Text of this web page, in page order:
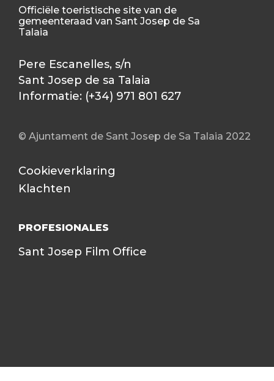
Officiële toeristische site van de
gemeenteraad van Sant Josep de Sa
Talaia
Pere Escanelles, s/n
Sant Josep de sa Talaia
Informatie: (+34) 971 801 627
© Ajuntament de Sant Josep de Sa Talaia 2022
Cookieverklaring
Klachten
PROFESIONALES
Sant Josep Film Office